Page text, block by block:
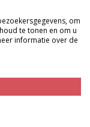
klaar voor
broekje een
om
te tonen en om u
informatie over de